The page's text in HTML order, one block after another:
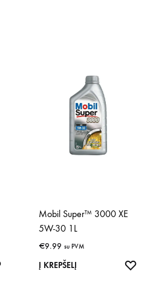
IŠSAUGOTI
Mobil Super™ 3000 XE
5W-30 1L
€9.99 su PVM
Į KREPŠELĮ